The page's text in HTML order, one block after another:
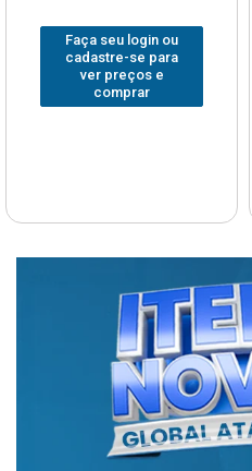
Faça seu login ou
cadastre-se para
ver preços e